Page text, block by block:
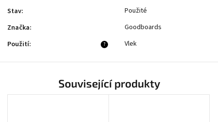
Stav:
Použité
Značka: Goodboards
?
Použití: Vlek
Související produkty